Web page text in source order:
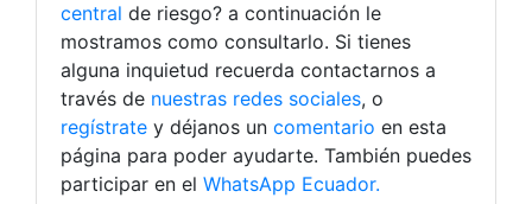
central de riesgo? a continuación le
mostramos como consultarlo. Si tienes
alguna inquietud recuerda contactarnos a
través de nuestras redes sociales, o
regístrate y déjanos un comentario en esta
página para poder ayudarte. También puedes
participar en el WhatsApp Ecuador.